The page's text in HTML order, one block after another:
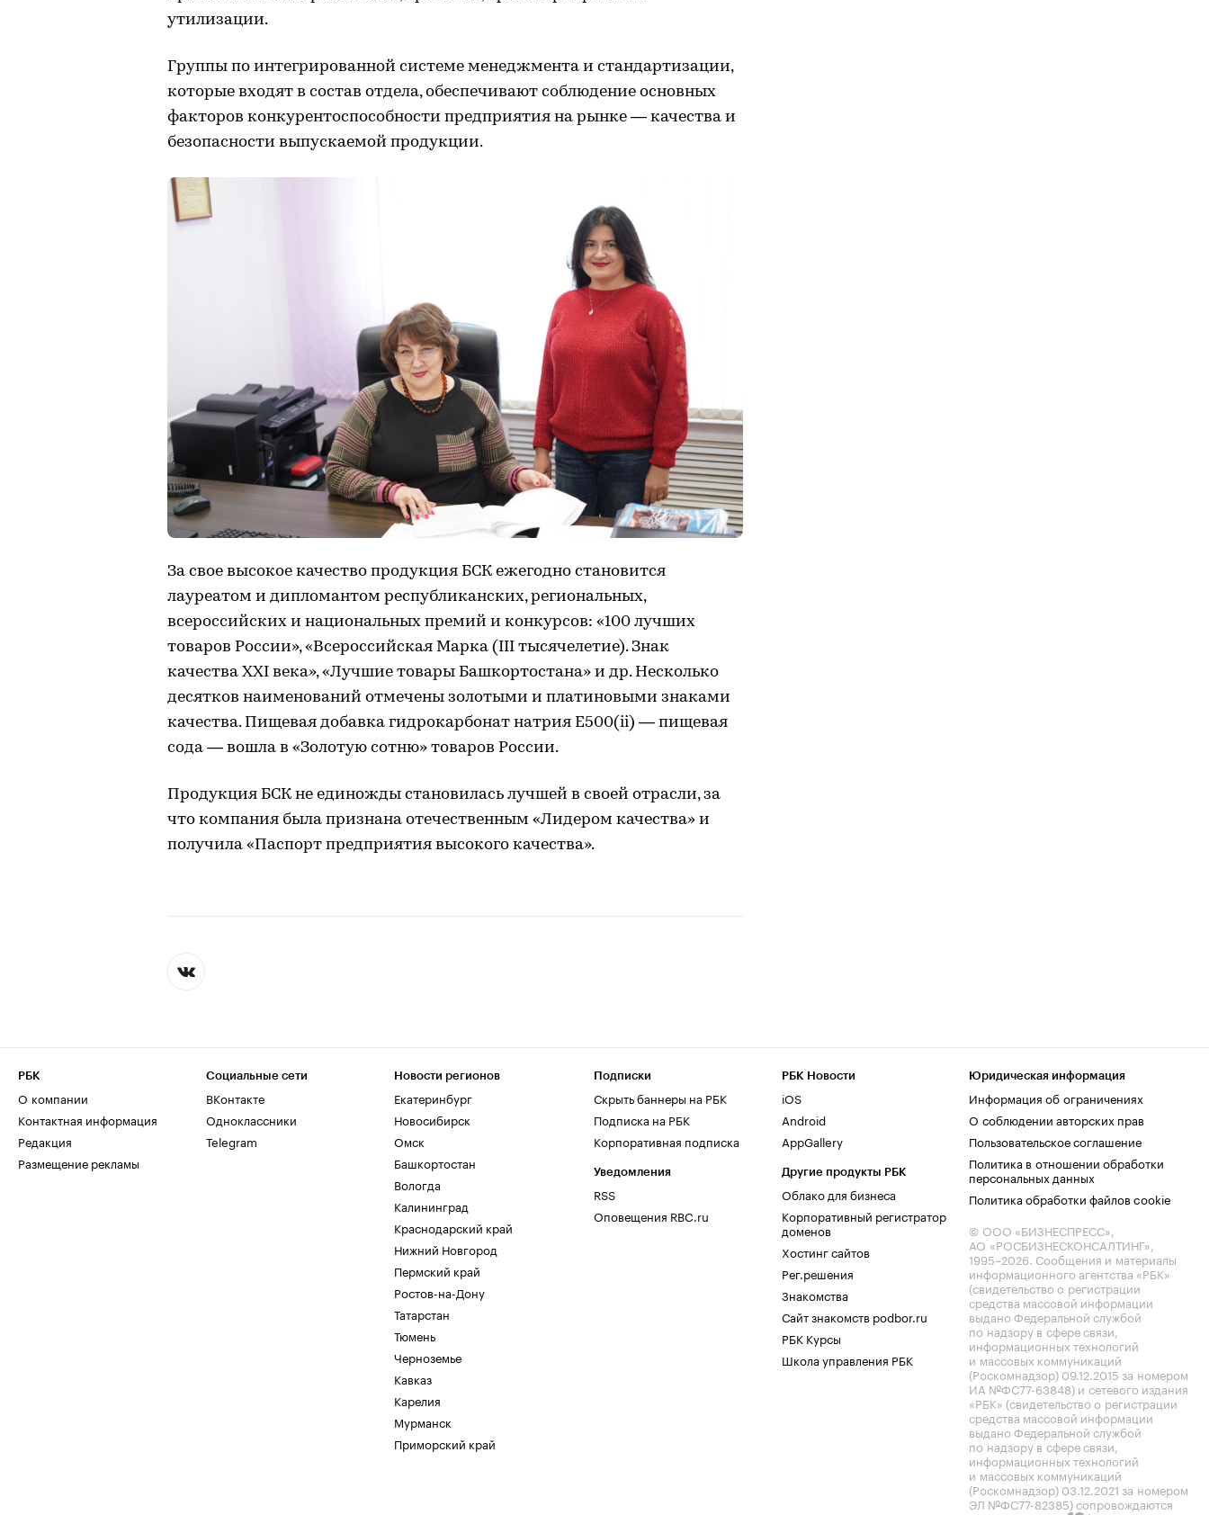
утилизации.
Группы по интегрированной системе менеджмента и стандартизации,
которые входят в состав отдела, обеспечивают соблюдение основных
факторов конкурентоспособности предприятия на рынке — качества и
безопасности выпускаемой продукции.
За свое высокое качество продукция БСК ежегодно становится
лауреатом и дипломантом республиканских, региональных,
всероссийских и национальных премий и конкурсов: «100 лучших
товаров России», «Всероссийская Марка (III тысячелетие). Знак
качества ХХI века», «Лучшие товары Башкортостана» и др. Несколько
десятков наименований отмечены золотыми и платиновыми знаками
качества. Пищевая добавка гидрокарбонат натрия Е500(ii) — пищевая
сода — вошла в «Золотую сотню» товаров России.
Продукция БСК не единожды становилась лучшей в своей отрасли, за
что компания была признана отечественным «Лидером качества» и
получила «Паспорт предприятия высокого качества».
РБК
О компании
Контактная информация
Редакция
Размещение рекламы
Социальные сети
ВКонтакте
Одноклассники
Telegram
Новости регионов
Екатеринбург
Новосибирск
Омск
Башкортостан
Вологда
Калининград
Краснодарский край
Нижний Новгород
Пермский край
Ростов-на-Дону
Татарстан
Тюмень
Черноземье
Кавказ
Карелия
Мурманск
Приморский край
Подписки
Скрыть баннеры на РБК
Подписка на РБК
Корпоративная подписка
Уведомления
RSS
Оповещения RBC.ru
РБК Новости
iOS
Android
AppGallery
Другие продукты РБК
Облако для бизнеса
Корпоративный регистратор
доменов
Хостинг сайтов
Рег.решения
Знакомства
Сайт знакомств podbor.ru
РБК Курсы
Школа управления РБК
Юридическая информация
Информация об ограничениях
О соблюдении авторских прав
Пользовательское соглашение
Политика в отношении обработки
персональных данных
Политика обработки файлов cookie
© ООО «БИЗНЕСПРЕСС»,
АО «РОСБИЗНЕСКОНСАЛТИНГ»,
1995–2026. Сообщения и материалы
информационного агентства «РБК»
(свидетельство о регистрации
средства массовой информации
выдано Федеральной службой
по надзору в сфере связи,
информационных технологий
и массовых коммуникаций
(Роскомнадзор) 09.12.2015 за номером
ИА №ФС77-63848) и сетевого издания
«РБК» (свидетельство о регистрации
средства массовой информации
выдано Федеральной службой
по надзору в сфере связи,
информационных технологий
и массовых коммуникаций
(Роскомнадзор) 03.12.2021 за номером
ЭЛ №ФС77-82385) сопровождаются